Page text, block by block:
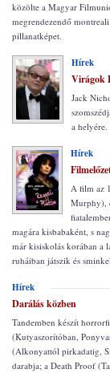
közölte a Magyar
megrendezendő
pillanatképet.
Hírek
Virágok
Jack
a helyére.
Hírek
A film az
Murphy),
magára kisbabaként, s
már kisiskolás korában a
ruháiban játszik és
Hírek
Darálás közben
Tandemben készít
(Kutyaszorítóban,
(Alkonyattól pirkadatig,
darabja; a Death Proof